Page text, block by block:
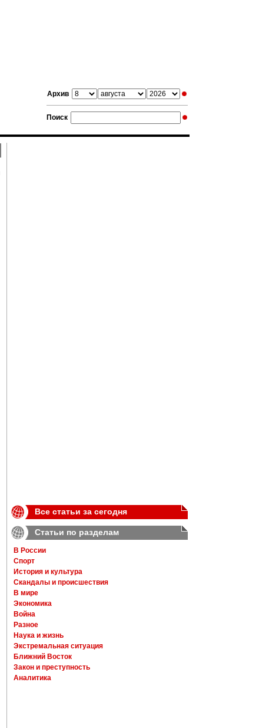
Архив
Поиск
Все статьи за сегодня
Статьи по разделам
В России
Спорт
История и культура
Скандалы и происшествия
В мире
Экономика
Война
Разное
Наука и жизнь
Экстремальная ситуация
Ближний Восток
Закон и преступность
Аналитика